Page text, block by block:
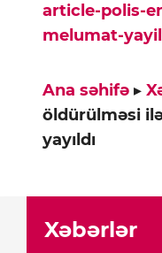
article-polis-
melumat-
Ana səhifə ▸
öldürülməsi
yayıldı
Xəbərlər